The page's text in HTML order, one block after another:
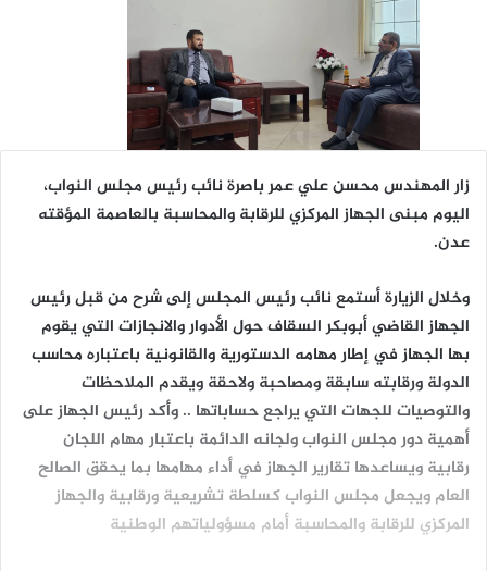
زار المهندس محسن علي عمر باصرة نائب رئيس مجلس النواب،
اليوم مبنى الجهاز المركزي للرقابة والمحاسبة بالعاصمة المؤقته
عدن.
وخلال الزيارة أستمع نائب رئيس المجلس إلى شرح من قبل رئيس
الجهاز القاضي أبوبكر السقاف حول الأدوار والانجازات التي يقوم
بها الجهاز في إطار مهامه الدستورية والقانونية باعتباره محاسب
الدولة ورقابته سابقة ومصاحبة ولاحقة ويقدم الملاحظات
والتوصيات للجهات التي يراجع حساباتها .. وأكد رئيس الجهاز على
أهمية دور مجلس النواب ولجانه الدائمة باعتبار مهام اللجان
رقابية ويساعدها تقارير الجهاز في أداء مهامها بما يحقق الصالح
العام ويجعل مجلس النواب كسلطة تشريعية ورقابية والجهاز
المركزي للرقابة والمحاسبة أمام مسؤولياتهم الوطنية